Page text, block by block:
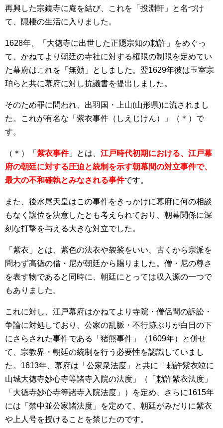
再興した宗鏡寺に庵を結び、これを「投淵軒」と名づけ
て、隠棲の生活に入りました。
1628年、「大徳寺に出世した正隠宗知の勅許」をめぐっ
て、かねてより朝廷の寺社に対する権限の制限を定めてい
た幕府はこれを「無効」としました。翌1629年彼は玉室宗
珀らと共に幕府に対し抗議書を提出しました。
そのため罪に問われ、出羽国・上山(山形県)に流されまし
た。これが有名な「紫衣事件（しえじけん）」（＊）で
す。
（＊）「 紫衣事件」とは、 江戸時代初期における、江戸幕
府の朝廷に対する圧迫と統制を示す朝幕間の対立事件で、
最大の不和確執とみなされる事件です。
また、後水尾天皇はこの事件をきっかけに幕府に何の相談
もなく譲位を決意したとも考えられており、朝幕関係に深
刻な打撃を与える大きな対立でした。
「紫衣」とは、紫色の法衣や袈裟をいい、古くから宗派を
問わず高徳の僧・尼が朝廷から賜りました。僧・尼の尊さ
を表す物であると同時に、朝廷にとっては収入源の一つで
もありました。
これに対し、江戸幕府はかねてより寺院・僧侶間の訴訟・
争論に対処しており、公家の乱脈・不行跡ぶりが白日の下
にさらされた事件である「猪熊事件」（1609年）と併せ
て、宗教界・朝廷の統制を行う必要性を認識していまし
た。1613年、幕府は「公家衆法度」と共に「勅許紫衣竝に
山城大徳寺妙心寺等諸寺入院の法度」（「勅許紫衣法度」
「大徳寺妙心寺等諸寺入院法度」）を定め、さらに1615年
には「禁中並公家諸法度」を定めて、朝廷がみだりに紫衣
や上人号を授けることを禁じたのです。